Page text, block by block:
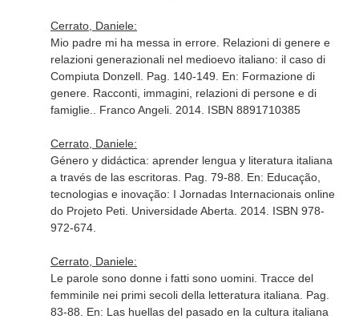
Cerrato, Daniele:
Mio padre mi ha messa in errore. Relazioni di genere e
relazioni generazionali nel medioevo italiano: il caso di
Compiuta Donzell. Pag. 140-149. En: Formazione di
genere. Racconti, immagini, relazioni di persone e di
famiglie.
. Franco Angeli. 2014. ISBN 8891710385
Cerrato, Daniele:
Género y didáctica: aprender lengua y literatura italiana
a través de las escritoras. Pag. 79-88. En: Educação,
tecnologias e inovação: I Jornadas Internacionais online
do Projeto Peti. Universidade Aberta. 2014. ISBN 978-
972-674.
Cerrato, Daniele:
Le parole sono donne i fatti sono uomini. Tracce del
femminile nei primi secoli della letteratura italiana. Pag.
83-88. En: Las huellas del pasado en la cultura italiana